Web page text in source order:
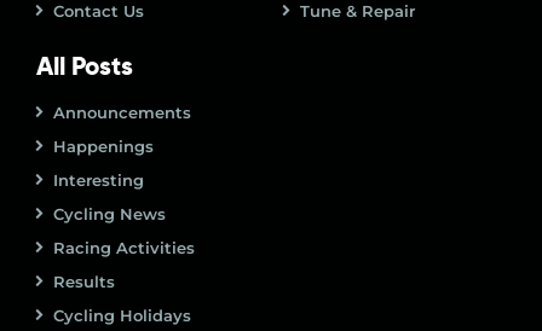
Contact Us
Tune & Repair
All Posts
Announcements
Happenings
Interesting
Cycling News
Racing Activities
Results
Cycling Holidays